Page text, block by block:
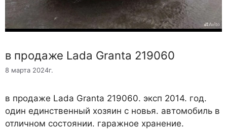
в продаже Lada Granta 219060
8 марта 2024г.
в продаже Lada Granta 219060. эксп 2014. год.
один единственный хозяин с новья. автомобиль в
отличном состоянии. гаражное хранение.